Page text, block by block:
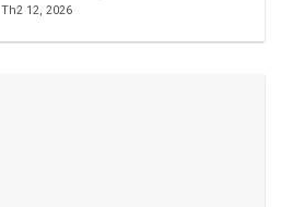
Th2 12, 2026